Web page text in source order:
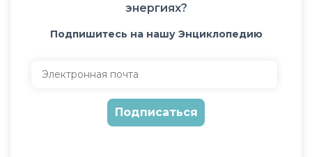
энергиях?
Подпишитесь на нашу Энциклопедию